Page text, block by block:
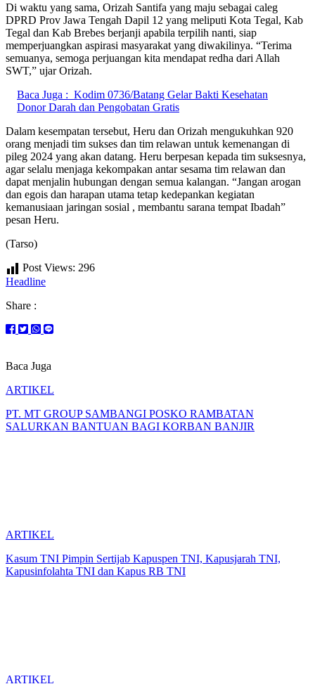
Di waktu yang sama, Orizah Santifa yang maju sebagai caleg
DPRD Prov Jawa Tengah Dapil 12 yang meliputi Kota Tegal, Kab
Tegal dan Kab Brebes berjanji apabila terpilih nanti, siap
memperjuangkan aspirasi masyarakat yang diwakilinya. “Terima
semuanya, semoga perjuangan kita mendapat redha dari Allah
SWT,” ujar Orizah.
Baca Juga : Kodim 0736/Batang Gelar Bakti Kesehatan
Donor Darah dan Pengobatan Gratis
Dalam kesempatan tersebut, Heru dan Orizah mengukuhkan 920
orang menjadi tim sukses dan tim relawan untuk kemenangan di
pileg 2024 yang akan datang. Heru berpesan kepada tim suksesnya,
agar selalu menjaga kekompakan antar sesama tim relawan dan
dapat menjalin hubungan dengan semua kalangan. “Jangan arogan
dan egois dan harapan utama tetap kedepankan kegiatan
kemanusiaan jaringan sosial , membantu sarana tempat Ibadah”
pesan Heru.
(Tarso)
Post Views: 296
Headline
Share :
Baca Juga
ARTIKEL
PT. MT GROUP SAMBANGI POSKO RAMBATAN
SALURKAN BANTUAN BAGI KORBAN BANJIR
ARTIKEL
Kasum TNI Pimpin Sertijab Kapuspen TNI, Kapusjarah TNI,
Kapusinfolahta TNI dan Kapus RB TNI
ARTIKEL